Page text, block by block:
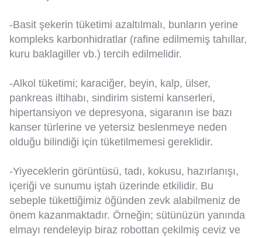
-Basit şekerin tüketimi azaltılmalı, bunların yerine
kompleks karbonhidratlar (rafine edilmemiş tahıllar,
kuru baklagiller vb.) tercih edilmelidir.
-Alkol tüketimi; karaciğer, beyin, kalp, ülser,
pankreas iltihabı, sindirim sistemi kanserleri,
hipertansiyon ve depresyona, sigaranın ise bazı
kanser türlerine ve yetersiz beslenmeye neden
olduğu bilindiği için tüketilmemesi gereklidir.
-Yiyeceklerin görüntüsü, tadı, kokusu, hazırlanışı,
içeriği ve sunumu iştah üzerinde etkilidir. Bu
sebeple tükettiğimiz öğünden zevk alabilmeniz de
önem kazanmaktadır. Örneğin; sütünüzün yanında
elmayı rendeleyip biraz robottan çekilmiş ceviz ve